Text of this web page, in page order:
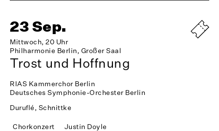
23 Sep.
Mittwoch, 20 Uhr
Philharmonie Berlin, Großer Saal
Trost und Hoffnung
RIAS Kammerchor Berlin
Deutsches Symphonie-Orchester Berlin
Duruflé, Schnittke
Chorkonzert Justin Doyle